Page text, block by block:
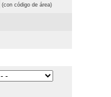
(con código de área)